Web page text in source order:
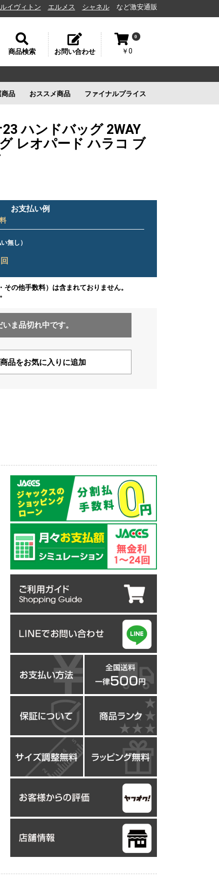
トン エルメス シャネル など激安通販と高価買取の茨城県水戸市
商品検索 お問い合わせ
0
￥0
商品 おススメ商品 ファイナルプライス
ハンドバッグ 2WAY
レオパード ハラコ ブ
お支払い例
無し）
回
の他手数料）は含まれておりません。
いま品切れ中です。
品をお気に入りに追加